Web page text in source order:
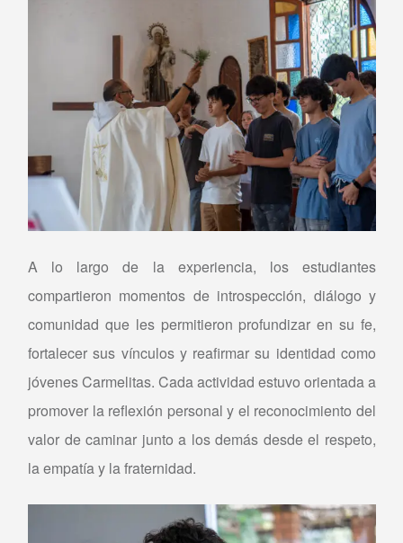
A lo largo de la experiencia, los estudiantes
compartieron momentos de introspección, diálogo y
comunidad que les permitieron profundizar en su fe,
fortalecer sus vínculos y reafirmar su identidad como
jóvenes Carmelitas. Cada actividad estuvo orientada a
promover la reflexión personal y el reconocimiento del
valor de caminar junto a los demás desde el respeto,
la empatía y la fraternidad.